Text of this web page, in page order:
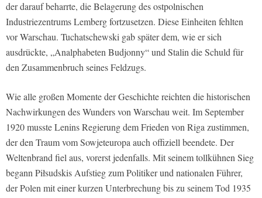
der darauf beharrte, die Belagerung des ostpolnischen
Industriezentrums Lemberg fortzusetzen. Diese Einheiten fehlten
vor Warschau. Tuchatschewski gab später dem, wie er sich
ausdrückte, „Analphabeten Budjonny“ und Stalin die Schuld für
den Zusammenbruch seines Feldzugs.
Wie alle großen Momente der Geschichte reichten die historischen
Nachwirkungen des Wunders von Warschau weit. Im September
1920 musste Lenins Regierung dem Frieden von Riga zustimmen,
der den Traum vom Sowjeteuropa auch offiziell beendete. Der
Weltenbrand fiel aus, vorerst jedenfalls. Mit seinem tollkühnen Sieg
begann Piłsudskis Aufstieg zum Politiker und nationalen Führer,
der Polen mit einer kurzen Unterbrechung bis zu seinem Tod 1935